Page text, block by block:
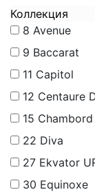
Коллекция
8 Avenue
9 Baccarat
11 Capitol
12 Centaure
15 Chambord
22 Diva
27 Ekvator
30 Equinoxe